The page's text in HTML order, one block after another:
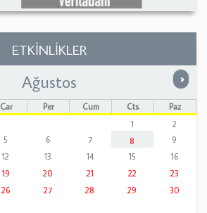
ETKİNLİKLER
»
Ağustos
Çar Per Cum Cts
Paz
1
2
5 6 7 8
9
12 13 14 15
16
19 20 21 22
23
26 27 28 29
30